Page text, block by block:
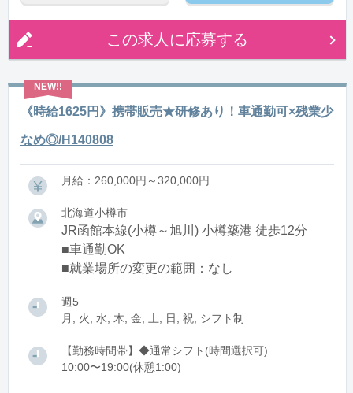
この求人に応募する
《時給1625円》携帯販売★研修あり！車通勤可×残業少
なめ◎/H140808
月給：260,000円～320,000円
北海道小樽市
JR函館本線(小樽～旭川) 小樽築港 徒歩12分
■車通勤OK
■就業場所の変更の範囲：なし
週5
月, 火, 水, 木, 金, 土, 日, 祝, シフト制
【勤務時間帯】◆通常シフト(時間選択可)
10:00〜19:00(休憩1:00)